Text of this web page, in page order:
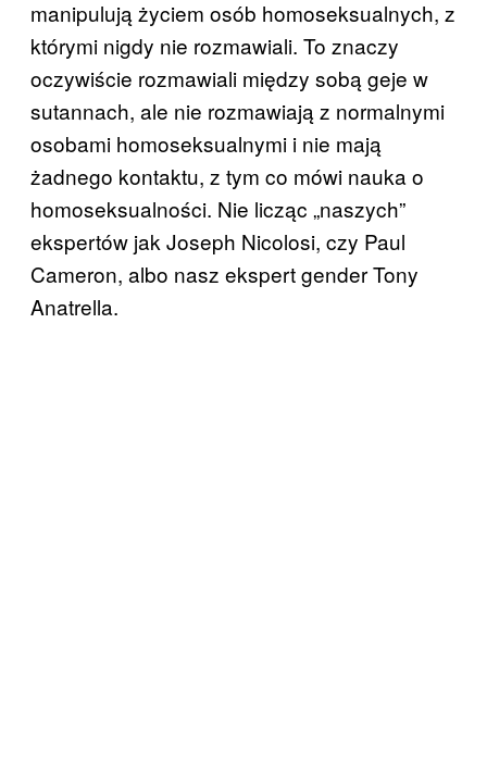
manipulują życiem osób homoseksualnych, z
którymi nigdy nie rozmawiali. To znaczy
oczywiście rozmawiali między sobą geje w
sutannach, ale nie rozmawiają z normalnymi
osobami homoseksualnymi i nie mają
żadnego kontaktu, z tym co mówi nauka o
homoseksualności. Nie licząc „naszych”
ekspertów jak Joseph Nicolosi, czy Paul
Cameron, albo nasz ekspert gender Tony
Anatrella.